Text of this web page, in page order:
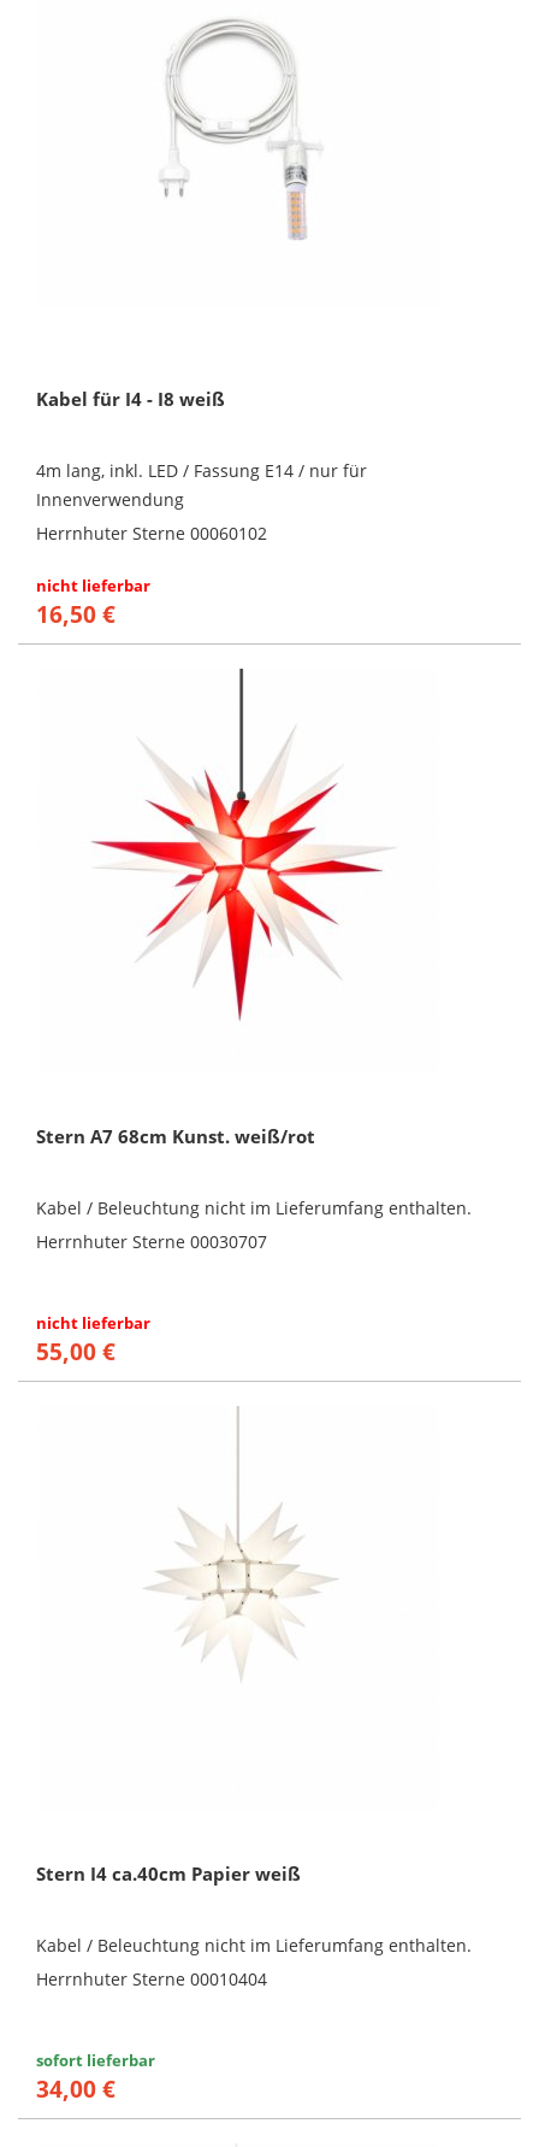
Kabel für I4 - I8 weiß
4m lang, inkl. LED / Fassung E14 / nur für
Innenverwendung
Herrnhuter Sterne 00060102
nicht lieferbar
16,50 €
Stern A7 68cm Kunst. weiß/rot
Kabel / Beleuchtung nicht im Lieferumfang enthalten.
Herrnhuter Sterne 00030707
nicht lieferbar
55,00 €
Stern I4 ca.40cm Papier weiß
Kabel / Beleuchtung nicht im Lieferumfang enthalten.
Herrnhuter Sterne 00010404
sofort lieferbar
34,00 €